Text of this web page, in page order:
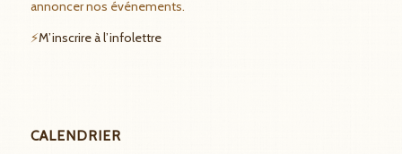
annoncer nos événements.
⚡M’inscrire à l’infolettre
CALENDRIER